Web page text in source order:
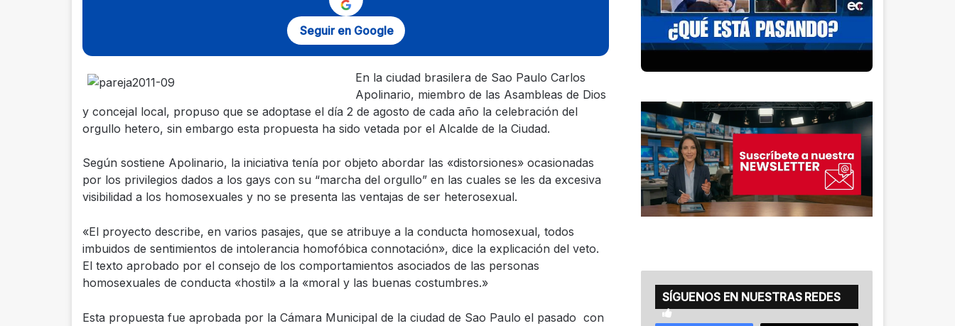
Seguir en Google
En la ciudad brasilera de Sao Paulo Carlos
Apolinario, miembro de las Asambleas de Dios
y concejal local, propuso que se adoptase el día 2 de agosto de cada año la celebración del
orgullo hetero, sin embargo esta propuesta ha sido vetada por el Alcalde de la Ciudad.
Según sostiene Apolinario, la iniciativa tenía por objeto abordar las «distorsiones» ocasionadas
por los privilegios dados a los gays con su “marcha del orgullo” en las cuales se les da excesiva
visibilidad a los homosexuales y no se presenta las ventajas de ser heterosexual.
«El proyecto describe, en varios pasajes, que se atribuye a la conducta homosexual, todos
imbuidos de sentimientos de intolerancia homofóbica connotación», dice la explicación del veto.
El texto aprobado por el consejo de los comportamientos asociados de las personas
homosexuales de conducta «hostil» a la «moral y las buenas costumbres.»
Esta propuesta fue aprobada por la Cámara Municipal de la ciudad de Sao Paulo el pasado con
SÍGUENOS EN NUESTRAS REDES